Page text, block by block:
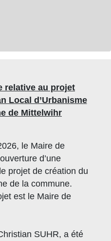
relative au projet
Local d’Urbanisme
de Mittelwihr
le Maire de
d’une
projet de création du
de la commune.
est le Maire de
SUHR, a été